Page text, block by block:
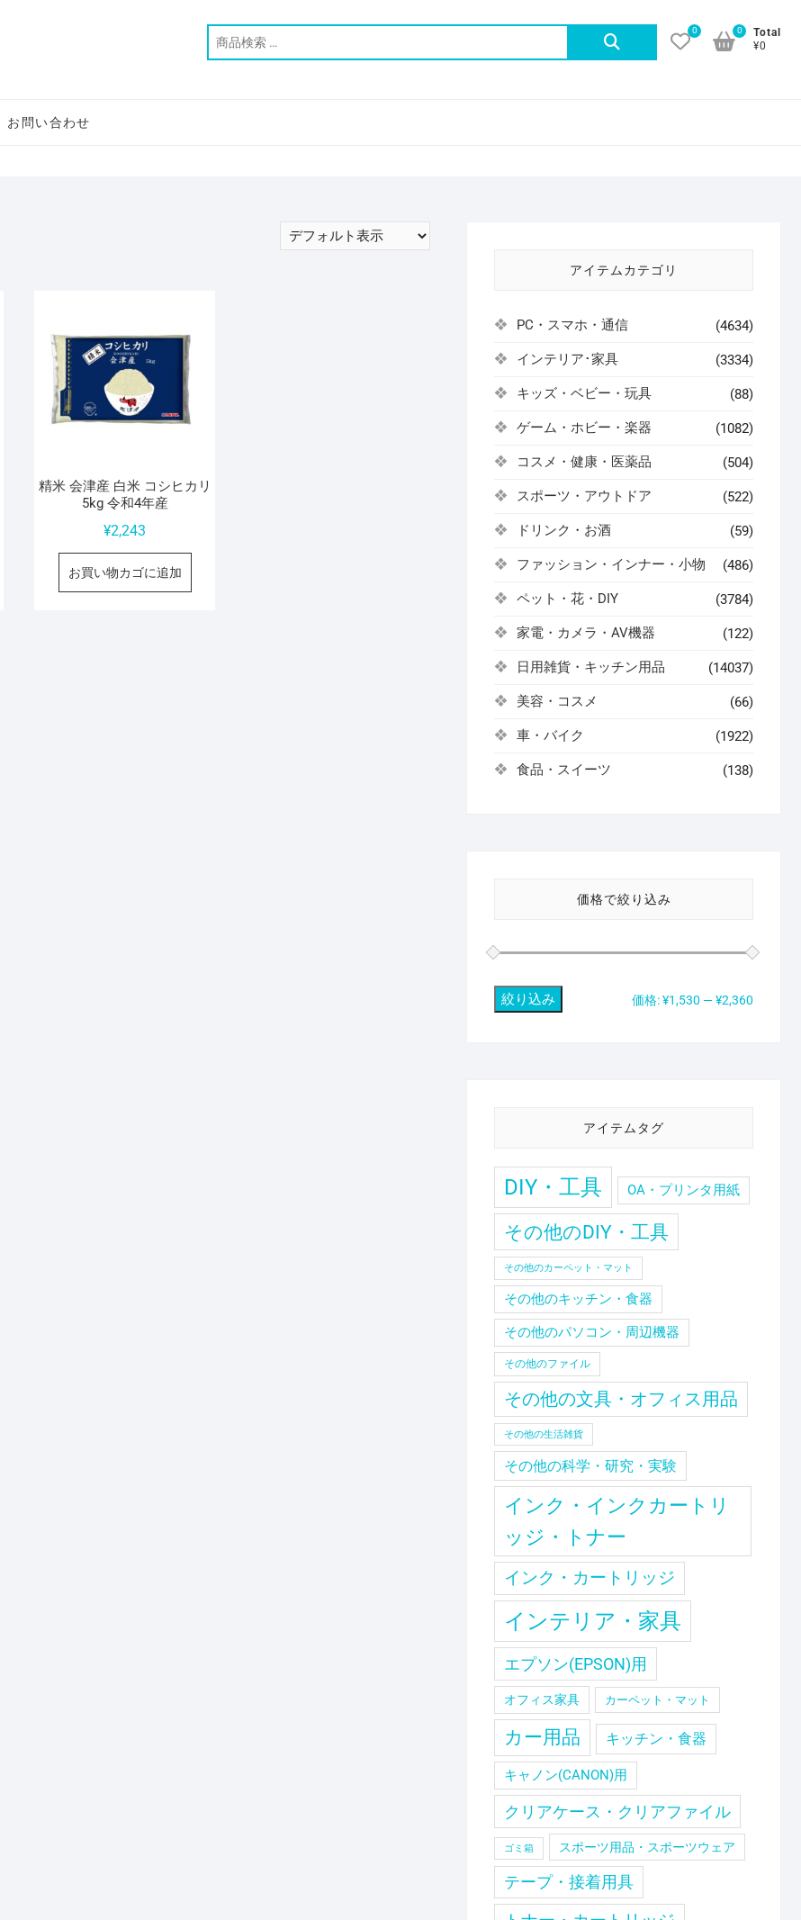
0
Total
¥0
0
お問い合わせ
精米 会津産 白米 コシヒカリ
5kg 令和4年産
¥2,243
お買い物カゴに追加
アイテムカテゴリ
PC・スマホ・通信 (4634)
インテリア･家具 (3334)
キッズ・ベビー・玩具 (88)
ゲーム・ホビー・楽器 (1082)
コスメ・健康・医薬品 (504)
スポーツ・アウトドア (522)
ドリンク・お酒 (59)
ファッション・インナー・小物 (486)
ペット・花・DIY (3784)
家電・カメラ・AV機器 (122)
日用雑貨・キッチン用品 (14037)
美容・コスメ (66)
車・バイク (1922)
食品・スイーツ (138)
価格で絞り込み
絞り込み 価格:¥1,530 —¥2,360
アイテムタグ
DIY・工具 OA・プリンタ用紙
その他のDIY・工具
その他のカーペット・マット
その他のキッチン・食器
その他のパソコン・周辺機器
その他のファイル
その他の文具・オフィス用品
その他の生活雑貨
その他の科学・研究・実験
インク・インクカートリ
ッジ・トナー
インク・カートリッジ
インテリア・家具
エプソン(EPSON)用
オフィス家具 カーペット・マット
カー用品 キッチン・食器
キャノン(CANON)用
クリアケース・クリアファイル
ゴミ箱 スポーツ用品・スポーツウェア
テープ・接着用具